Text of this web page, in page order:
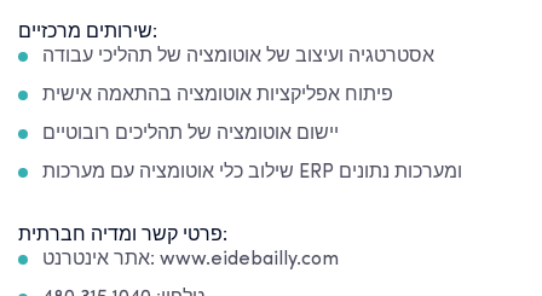
שירותים מרכזיים:
אסטרטגיה ועיצוב של אוטומציה של תהליכי עבודה
פיתוח אפליקציות אוטומציה בהתאמה אישית
יישום אוטומציה של תהליכים רובוטיים
שילוב כלי אוטומציה עם מערכות ERP ומערכות נתונים
פרטי קשר ומדיה חברתית:
אתר אינטרנט: www.eidebailly.com